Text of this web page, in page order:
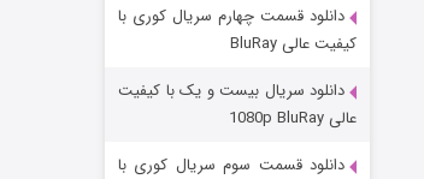
عملیات آپارتمان
دانلود قسمت چهارم سریال کوری با
کیفیت عالی BluRay
دانلود سریال بیست و یک با کیفیت
عالی 1080p BluRay
دانلود قسمت سوم سریال کوری با